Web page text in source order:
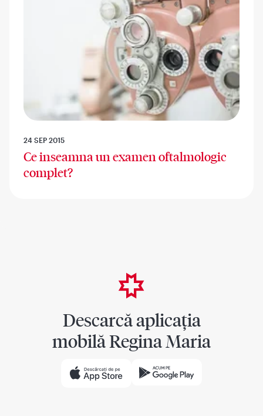
24 SEP 2015
Ce inseamna un examen oftalmologic
complet?
Descarcă aplicația
mobilă Regina Maria